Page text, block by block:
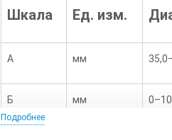
Шкала Ед. изм.
А мм
Б мм
Подробнее